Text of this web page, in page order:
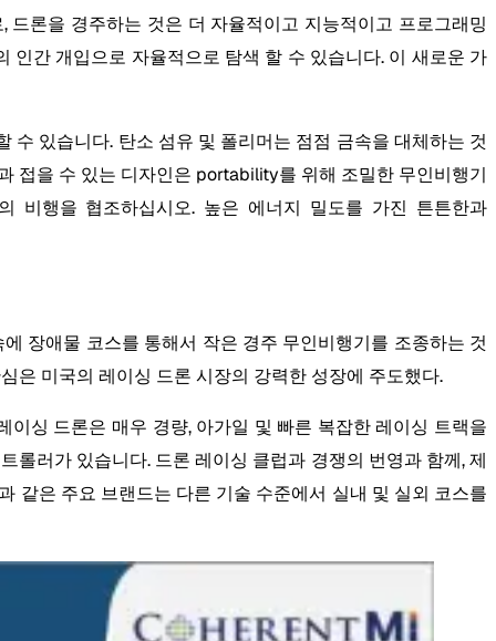
론을 경주하는 것은 더 자율적이고 지능적이고 프로그래밍
인간 개입으로 자율적으로 탐색 할 수 있습니다. 이 새로운 가
있습니다. 탄소 섬유 및 폴리머는 점점 금속을 대체하는 것
접을 수 있는 디자인은 portability를 위해 조밀한 무인비행기
비행을 협조하십시오. 높은 에너지 밀도를 가진 튼튼한과
장애물 코스를 통해서 작은 경주 무인비행기를 조종하는 것
은 미국의 레이싱 드론 시장의 강력한 성장에 주도했다.
싱 드론은 매우 경량, 아가일 및 빠른 복잡한 레이싱 트랙을
러가 있습니다. 드론 레이싱 클럽과 경쟁의 번영과 함께, 제
같은 주요 브랜드는 다른 기술 수준에서 실내 및 실외 코스를